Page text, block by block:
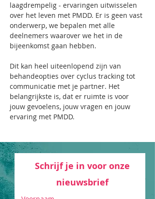
laagdrempelig - ervaringen uitwisselen
over het leven met PMDD. Er is geen vast
onderwerp, we bepalen met alle
deelnemers waarover we het in de
bijeenkomst gaan hebben.
Dit kan heel uiteenlopend zijn van
behandeopties over cyclus tracking tot
communicatie met je partner. Het
belangrijkste is, dat er ruimte is voor
jouw gevoelens, jouw vragen en jouw
ervaring met PMDD.
Schrijf je in voor onze
nieuwsbrief